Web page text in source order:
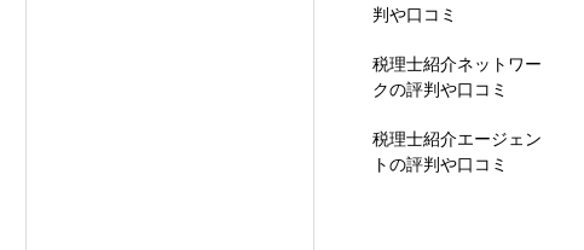
判や口コミ
税理士紹介ネットワー
クの評判や口コミ
税理士紹介エージェン
トの評判や口コミ